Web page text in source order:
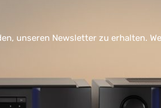
unseren Newsletter zu erhalten.